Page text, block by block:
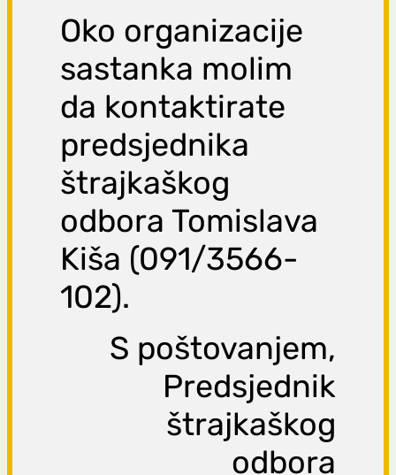
Oko organizacije
sastanka molim
da kontaktirate
predsjednika
štrajkaškog
odbora Tomislava
Kiša (091/3566-
102).
S poštovanjem,
Predsjednik
štrajkaškog
odbora